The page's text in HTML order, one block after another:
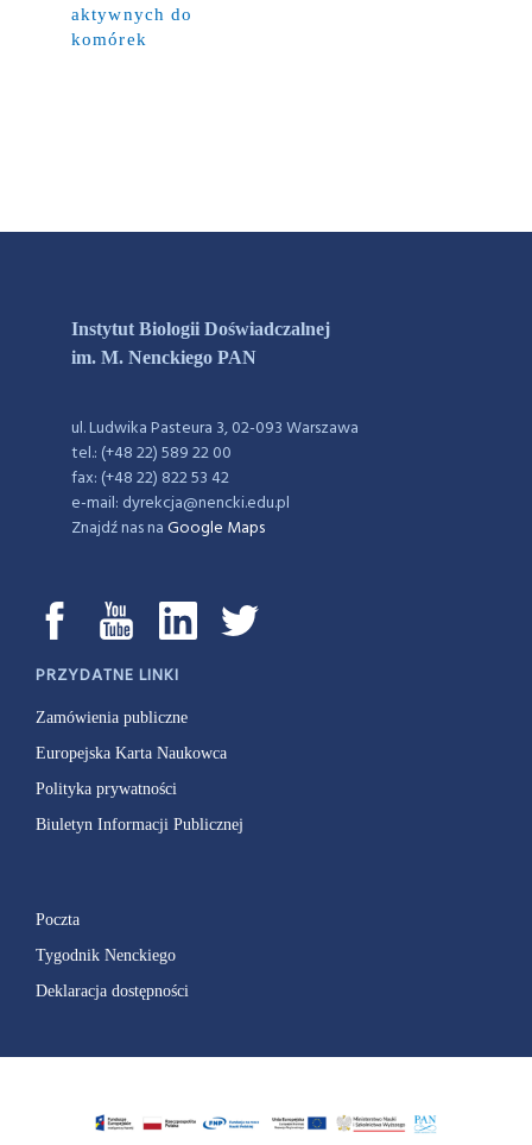
aktywnych do
komórek
Instytut Biologii Doświadczalnej
im. M. Nenckiego PAN
ul. Ludwika Pasteura 3, 02-093 Warszawa
tel.: (+48 22) 589 22 00
fax: (+48 22) 822 53 42
e-mail: dyrekcja@nencki.edu.pl
Znajdź nas naGoogle Maps
PRZYDATNE LINKI
Zamówienia publiczne
Europejska Karta Naukowca
Polityka prywatności
Biuletyn Informacji Publicznej
Poczta
Tygodnik Nenckiego
Deklaracja dostępności